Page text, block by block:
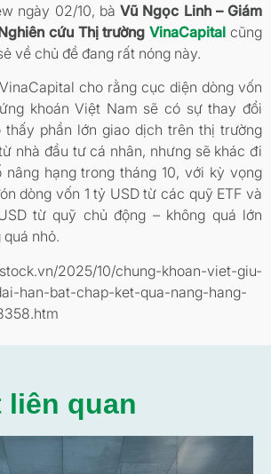
ngày 02/10, bà Vũ Ngọc Linh – Giám
cứu Thị trườngVinaCapital cũng
về chủ đề đang rất nóng này.
cho rằng cục diện dòng vốn
khoán Việt Nam sẽ có sự thay đổi
thấy phần lớn giao dịch trên thị trường
nhà đầu tư cá nhân, nhưng sẽ khác đi
nâng hạng trong tháng 10, với kỳ vọng
dòng vốn 1 tỷ USD từ các quỹ ETF và
từ quỹ chủ động – không quá lớn
nhỏ.
2025/10/chung-khoan-viet-giu-
han-bat-chap-ket-qua-nang-hang-
liên quan